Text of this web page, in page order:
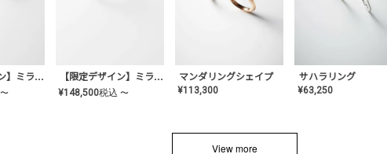
【限定デザイン】ミライ(mill-ai)リング
〜
【限定デザイン】ミライ(mill-ai)リング
¥148,500税込 〜
マンダリングシェイプ
¥113,300
サハラリング
¥63,250
View more